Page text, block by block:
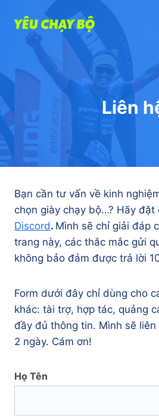
content
Liên
Bạn cần tư vấn về kinh
chọn giày chạy bộ…? Hãy đặt
Discord. Mình sẽ chỉ giải đáp
trang này, các thắc mắc gửi
không bảo đảm được trả lời
Form dưới đây chỉ dùng cho
khác: tài trợ, hợp tác, quảng
đầy đủ thông tin. Mình sẽ
2 ngày. Cám ơn!
Họ Tên